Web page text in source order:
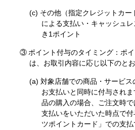
その他（指定クレジットカー
による支払い・キャッシュ
き1ポイント
③ ポイント付与のタイミング：ポ
は、お取引内容に応じ以下のとお
対象店舗での商品・サービス
お支払いと同時に付与され
品の購入の場合、ご注文時
支払いをいただいた時点で
ツポイントカード」での支